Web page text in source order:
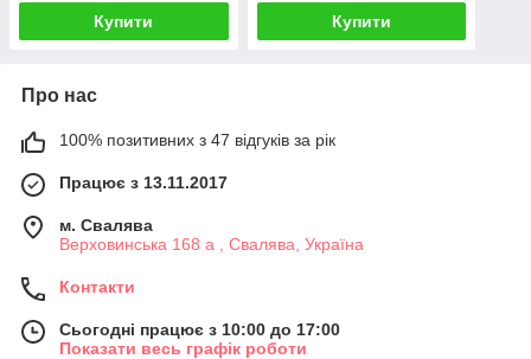
Купити Купити
Про нас
100% позитивних з 47 відгуків за рік
Працює з 13.11.2017
м. Свалява
Верховинська 168 а , Свалява, Україна
Контакти
Сьогодні працює з 10:00 до 17:00
Показати весь графік роботи